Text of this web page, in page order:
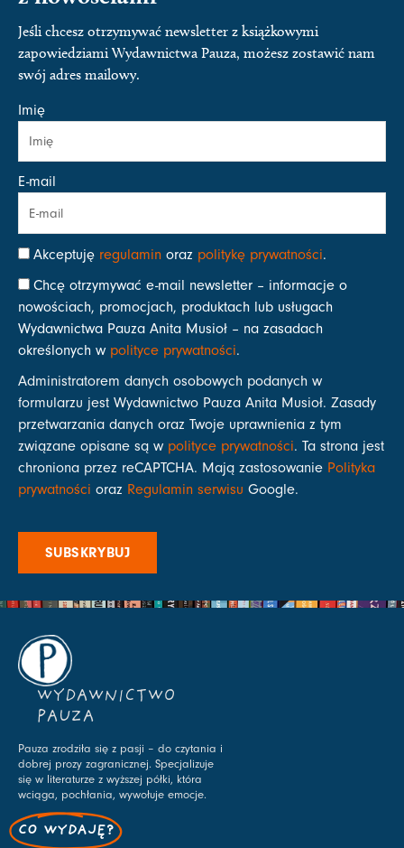
Jeśli chcesz otrzymywać newsletter z książkowymi
zapowiedziami Wydawnictwa Pauza, możesz zostawić nam
swój adres mailowy.
Imię
E-mail
Akceptuję regulamin oraz politykę prywatności.
Chcę otrzymywać e-mail newsletter – informacje o
nowościach, promocjach, produktach lub usługach
Wydawnictwa Pauza Anita Musioł – na zasadach
określonych w polityce prywatności.
Administratorem danych osobowych podanych w
formularzu jest Wydawnictwo Pauza Anita Musioł. Zasady
przetwarzania danych oraz Twoje uprawnienia z tym
związane opisane są w polityce prywatności. Ta strona jest
chroniona przez reCAPTCHA. Mają zastosowanie Polityka
prywatności oraz Regulamin serwisu Google.
SUBSKRYBUJ
WYDAWNICTWO
PAUZA
Pauza zrodziła się z pasji – do czytania i
dobrej prozy zagranicznej. Specjalizuje
się w literaturze z wyższej półki, która
wciąga, pochłania, wywołuje emocje.
CO WYDAJĘ?